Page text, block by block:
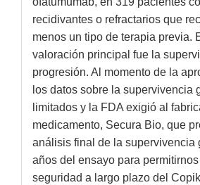
recidivantes o refractarios que
menos un tipo de terapia previa.
valoración principal fue la
progresión. Al momento de la
los datos sobre la supervivencia
limitados y la FDA exigió al
medicamento, Secura Bio, que
análisis final de la supervivencia
años del ensayo para
seguridad a largo plazo del